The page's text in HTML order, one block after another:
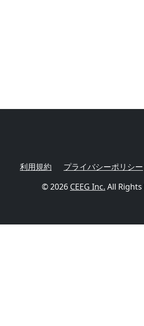
利用規約 プライバシーポリシー
© 2026 CEEG Inc. All Rights